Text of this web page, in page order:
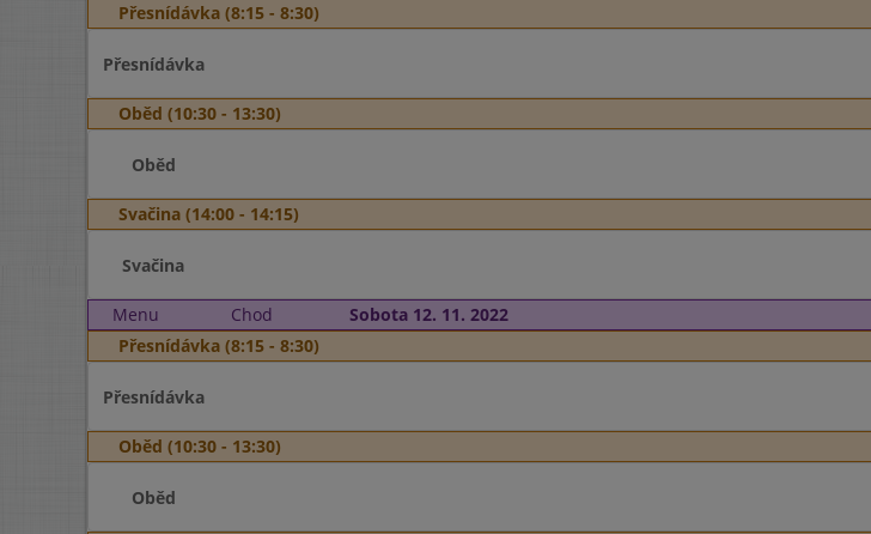
Přesnídávka (8:15 - 8:30)
Přesnídávka
Oběd (10:30 - 13:30)
Oběd
Svačina (14:00 - 14:15)
Svačina
Menu Chod
Sobota 12. 11. 2022
Přesnídávka (8:15 - 8:30)
Přesnídávka
Oběd (10:30 - 13:30)
Oběd